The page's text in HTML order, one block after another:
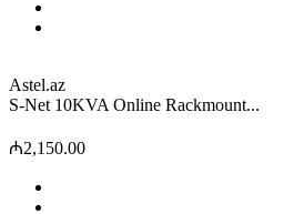
Astel.az
S-Net 10KVA Online Rackmount...
₼2,150.00